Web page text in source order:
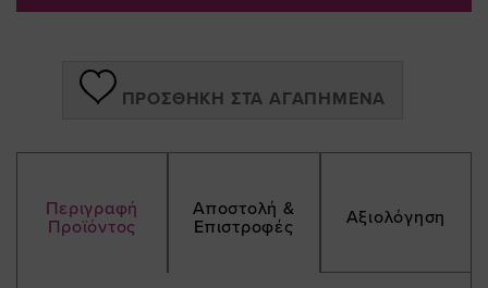
ΠΡΟΣΘΉΚΗ ΣΤΑ ΑΓΑΠΗΜΈΝΑ
Περιγραφή
Προϊόντος
Αποστολή &
Επιστροφές
Αξιολόγηση